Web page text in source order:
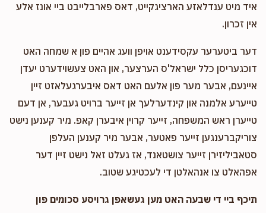
איד מיט ענדלאזע הארציגקייט, דאס פארבלייבט ביי אונז אלע
אין זכרון.
דער ביטערער עקסידענט אויפן וועג אהיים פון א שמחה האט
דוכגעריסן כלל ישראל'ס הערצער, און האט צעשוידערט יעדן
איינעם, אבער מער פון אלעם האט דאס איבערגעלאזט זיין
טייערע אלמנה און קינדערלעך אן זייער ברויט געבער, אן דעם
טייערן ראש המשפחה, זייער קרוין איבערן קאפ. מיר קענען נישט
צוריקברענגען זייער פאטער, אבער מיר קענען העלפן
סטאביליזירן זייער צושטאנד, אז געלט זאל נישט זיין דער
אפהאלט צו אנהאלטן די לעכטיגע שטוב.
תיכף ביי די שבעה האט מען געשאפן גרויסע סכומים פון